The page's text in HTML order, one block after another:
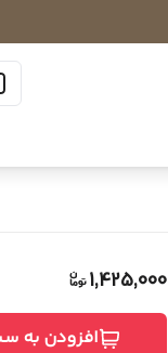
1,425,000
افزودن به